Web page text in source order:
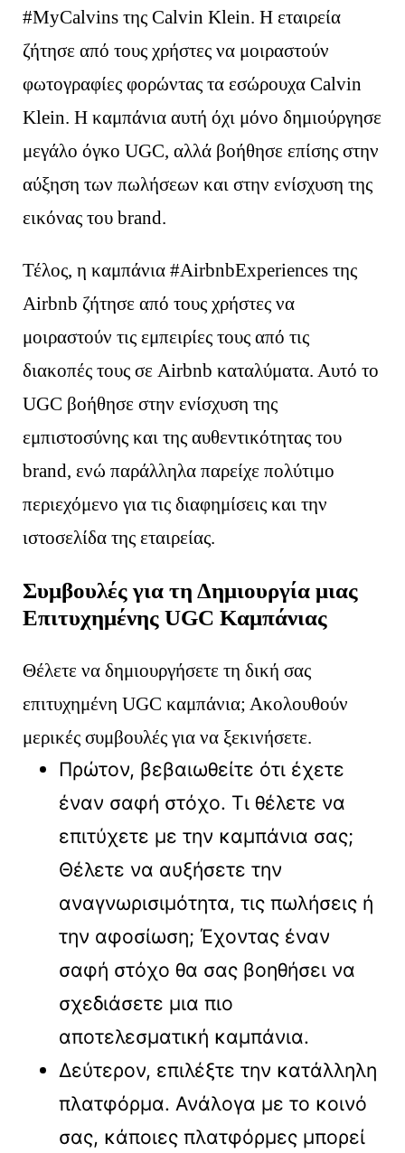
2107000917
#MyCalvins της Calvin Klein. Η εταιρεία
ζήτησε από τους χρήστες να μοιραστούν
φωτογραφίες φορώντας τα εσώρουχα Calvin
Klein. Η καμπάνια αυτή όχι μόνο δημιούργησε
μεγάλο όγκο UGC, αλλά βοήθησε επίσης στην
αύξηση των πωλήσεων και στην ενίσχυση της
εικόνας του brand.
Τέλος, η καμπάνια #AirbnbExperiences της
Airbnb ζήτησε από τους χρήστες να
μοιραστούν τις εμπειρίες τους από τις
διακοπές τους σε Airbnb καταλύματα. Αυτό το
UGC βοήθησε στην ενίσχυση της
εμπιστοσύνης και της αυθεντικότητας του
brand, ενώ παράλληλα παρείχε πολύτιμο
περιεχόμενο για τις διαφημίσεις και την
ιστοσελίδα της εταιρείας.
Συμβουλές για τη Δημιουργία μιας
Επιτυχημένης UGC Καμπάνιας
Θέλετε να δημιουργήσετε τη δική σας
επιτυχημένη UGC καμπάνια; Ακολουθούν
μερικές συμβουλές για να ξεκινήσετε.
Πρώτον, βεβαιωθείτε ότι έχετε
έναν σαφή στόχο. Τι θέλετε να
επιτύχετε με την καμπάνια σας;
Θέλετε να αυξήσετε την
αναγνωρισιμότητα, τις πωλήσεις ή
την αφοσίωση; Έχοντας έναν
σαφή στόχο θα σας βοηθήσει να
σχεδιάσετε μια πιο
αποτελεσματική καμπάνια.
Δεύτερον, επιλέξτε την κατάλληλη
πλατφόρμα. Ανάλογα με το κοινό
σας, κάποιες πλατφόρμες μπορεί